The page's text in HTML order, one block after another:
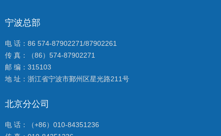
宁波总部
电 话：86 574-87902271/87902261
传 真：（86）574-87902271
邮 编：315103
地 址：浙江省宁波市鄞州区星光路211号
北京分公司
电 话：（+86）010-84351236